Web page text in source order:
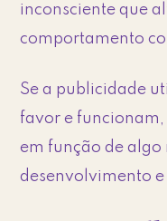
inconsciente que
comportamento
Se a publicidade
favor e
em função de algo
desenvolvimento